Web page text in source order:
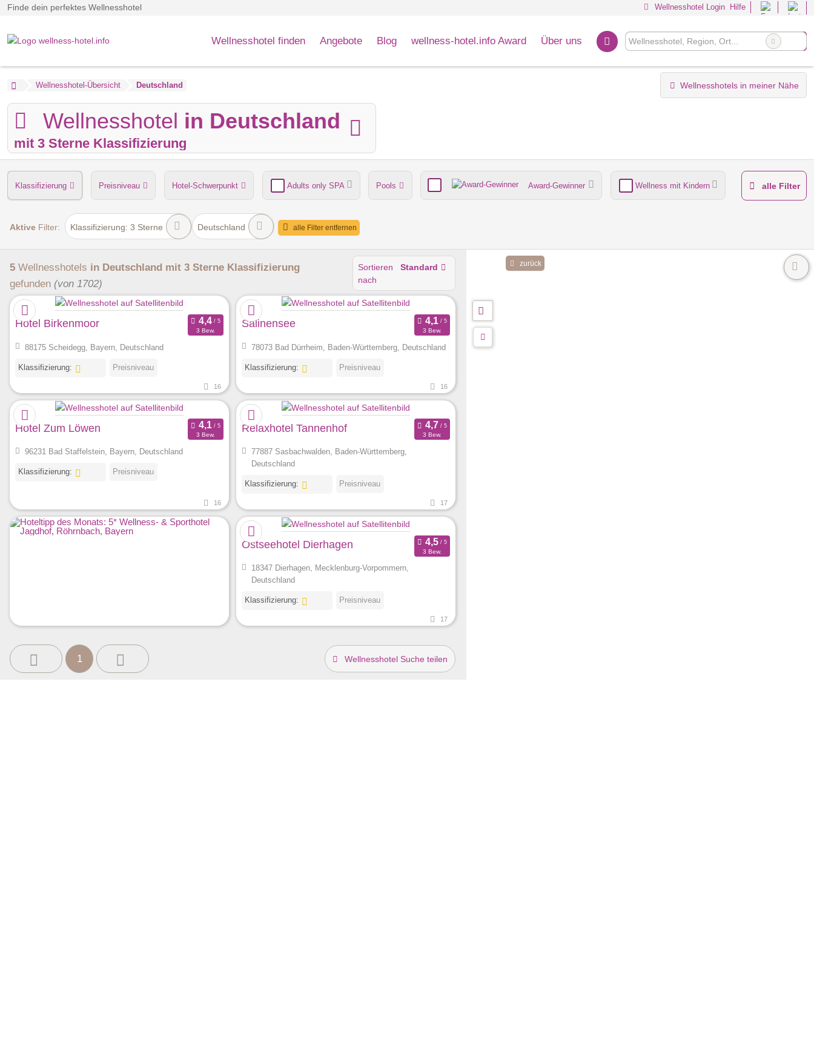
Finde dein perfektes Wellnesshotel Wellnesshotel Login Hilfe
Wellnesshotel finden Angebote Blog wellness-hotel.info Award Über uns
Wellnesshotel-Übersicht Deutschland Wellnesshotels in meiner Nähe
Wellnesshotel in Deutschland
mit 3 Sterne Klassifizierung
Klassifizierung Preisniveau Hotel-Schwerpunkt Adults only SPA Pools Award-Gewinner Wellness mit Kindern
Anzahl der Saunen Dampfbad Verpflegung Hunde Umgebungsschwerpunkt
alle Filter
Aktive Filter: Klassifizierung: 3 Sterne Deutschland alle Filter entfernen
5 Wellnesshotels in Deutschland mit 3 Sterne Klassifizierung
gefunden (von 1702)
Sortieren
nach
Standard
Hotel Birkenmoor
3 Bew.
88175 Scheidegg, Bayern, Deutschland
Klassifizierung: Preisniveau
16
Salinensee
3 Bew.
78073 Bad Dürrheim, Baden-Württemberg, Deutschland
Klassifizierung: Preisniveau
16
Hotel Zum Löwen
3 Bew.
96231 Bad Staffelstein, Bayern, Deutschland
Klassifizierung: Preisniveau
16
Relaxhotel Tannenhof
3 Bew.
77887 Sasbachwalden, Baden-Württemberg,
Deutschland
Klassifizierung: Preisniveau
17
Ostseehotel Dierhagen
3 Bew.
18347 Dierhagen, Mecklenburg-Vorpommern,
Deutschland
Klassifizierung: Preisniveau
17
1 Wellnesshotel Suche teilen
zurück